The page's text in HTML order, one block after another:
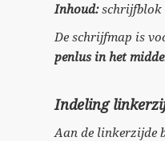
Inhoud:schrijfblok
De schrijfmap is
penlus in het
Indeling
Aan de linkerzijde